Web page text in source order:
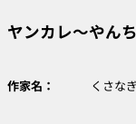
ヤンカレ〜やん
作家名： くさな